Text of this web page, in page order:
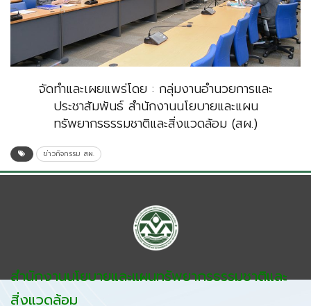
จัดทำและเผยแพร่โดย : กลุ่มงานอำนวยการและ
ประชาสัมพันธ์ สำนักงานนโยบายและแผน
ทรัพยากรธรรมชาติและสิ่งแวดล้อม (สผ.)
ข่าวกิจกรรม สผ.
สำนักงานนโยบายและแผนทรัพยากรธรรมชาติและ
สิ่งแวดล้อม